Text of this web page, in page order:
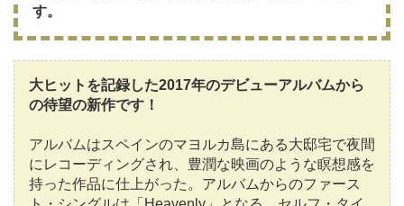
す。
大ヒットを記録した2017年のデビューアルバムから
の待望の新作です！
アルバムはスペインのマヨルカ島にある大邸宅で夜間
にレコーディングされ、豊潤な映画のような瞑想感を
持った作品に仕上がった。アルバムからのファース